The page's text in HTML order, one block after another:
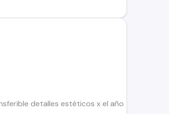
detalles estéticos x el año 4x4